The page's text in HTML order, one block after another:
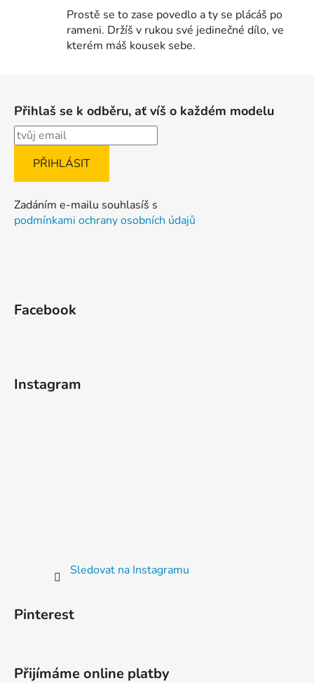
Prostě se to zase povedlo a ty se plácáš po
rameni. Držíš v rukou své jedinečné dílo, ve
kterém máš kousek sebe.
Přihlaš se k odběru, ať víš o každém modelu
Zadáním e-mailu souhlasíš s
podmínkami ochrany osobních údajů
Facebook
Instagram
Sledovat na Instagramu
Pinterest
Přijímáme online platby